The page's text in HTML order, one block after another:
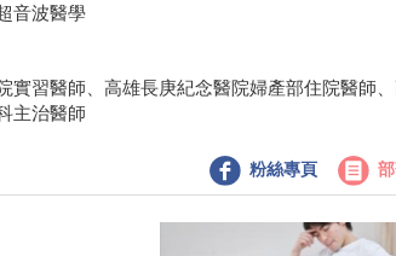
音波醫學
實習醫師、高雄長庚紀念醫院婦產部住院醫師
主治醫師
粉絲專頁